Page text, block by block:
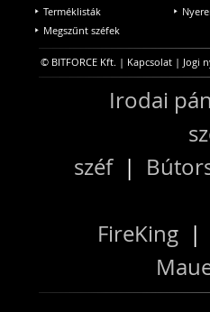
Terméklisták
Megszűnt széfek
© BITFORCE Kft. | Kapcsolat | Jogi
Irodai
széf|
FireKing |